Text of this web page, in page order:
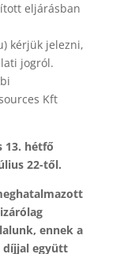
eljárásban
kérjük jelezni,
jogról.
Kft
13. hétfő
22-től.
ennek a
díjjal együtt